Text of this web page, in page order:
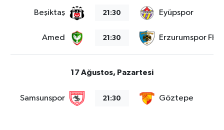
Beşiktaş 21:30 Eyüpspor
Amed 21:30 Erzurumspor FK
17 Ağustos, Pazartesi
Samsunspor 21:30 Göztepe